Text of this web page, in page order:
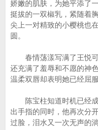
娇嫩的肌肤，为她平添了
挺拔的一双椒乳，紧随着
尖上一对精致的小樱桃也
圆。
春情荡漾写满了王悦可
还充满了羞辱和不愿的神
温柔双唇却表明她已经屈服
陈宝柱知道时机已经成
出手指的同时，他再次分
过脸，泪水又一次无声的淌